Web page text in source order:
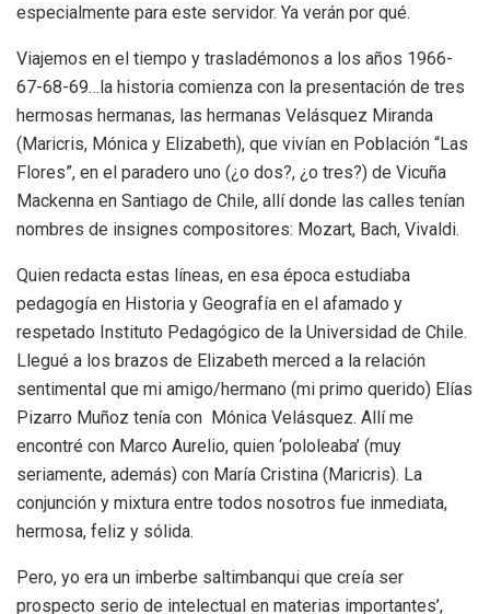
especialmente para este servidor. Ya verán por qué.
Viajemos en el tiempo y trasladémonos a los años 1966-
67-68-69…la historia comienza con la presentación de tres
hermosas hermanas, las hermanas Velásquez Miranda
(Maricris, Mónica y Elizabeth), que vivían en Población “Las
Flores”, en el paradero uno (¿o dos?, ¿o tres?) de Vicuña
Mackenna en Santiago de Chile, allí donde las calles tenían
nombres de insignes compositores: Mozart, Bach, Vivaldi.
Quien redacta estas líneas, en esa época estudiaba
pedagogía en Historia y Geografía en el afamado y
respetado Instituto Pedagógico de la Universidad de Chile.
Llegué a los brazos de Elizabeth merced a la relación
sentimental que mi amigo/hermano (mi primo querido) Elías
Pizarro Muñoz tenía con Mónica Velásquez. Allí me
encontré con Marco Aurelio, quien ‘pololeaba’ (muy
seriamente, además) con María Cristina (Maricris). La
conjunción y mixtura entre todos nosotros fue inmediata,
hermosa, feliz y sólida.
Pero, yo era un imberbe saltimbanqui que creía ser
prospecto serio de intelectual en materias importantes’,